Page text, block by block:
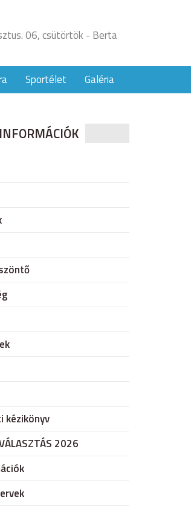
06, csütörtök - Berta
Sportélet Galéria
kézikönyv
2026